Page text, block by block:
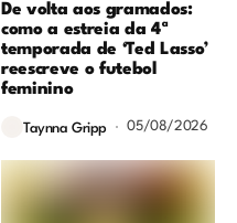
De volta aos gramados:
como a estreia da 4ª
temporada de ‘Ted Lasso’
reescreve o futebol
feminino
Taynna Gripp 05/08/2026